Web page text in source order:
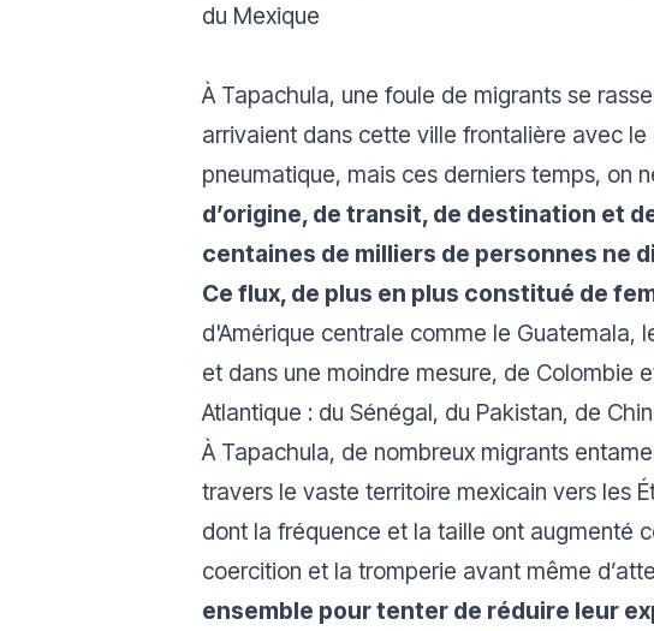
du Mexique
À Tapachula, une foule de migrants se
arrivaient dans cette ville frontalière avec
pneumatique, mais ces derniers temps, on
d’origine, de transit, de destination et
centaines de milliers de personnes ne
Ce flux, de plus en plus constitué de
d'Amérique centrale comme le Guatemala,
et dans une moindre mesure, de Colombie
Atlantique : du Sénégal, du Pakistan, de
À Tapachula, de nombreux migrants
travers le vaste territoire mexicain vers les
dont la fréquence et la taille ont augmenté
coercition et la tromperie avant même
ensemble pour tenter de réduire leur